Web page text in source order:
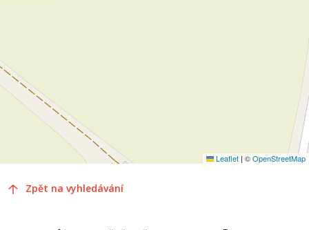
Leaflet | ©OpenStreetMap
Zpět na vyhledávání